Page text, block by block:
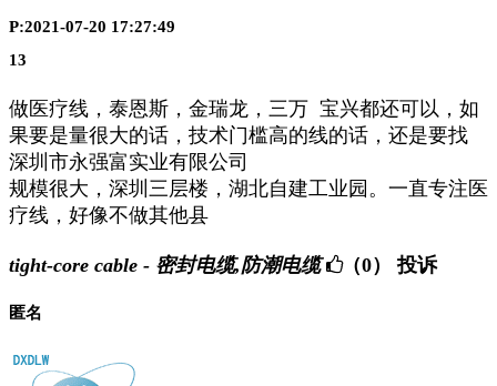
P:2021-07-20 17:27:49
13
做医疗线，泰恩斯，金瑞龙，三万 宝兴都还可以，如
果要是量很大的话，技术门槛高的线的话，还是要找
深圳市永强富实业有限公司
规模很大，深圳三层楼，湖北自建工业园。一直专注医
疗线，好像不做其他县
tight-core cable - 密封电缆,防潮电缆 （0） 投诉
匿名